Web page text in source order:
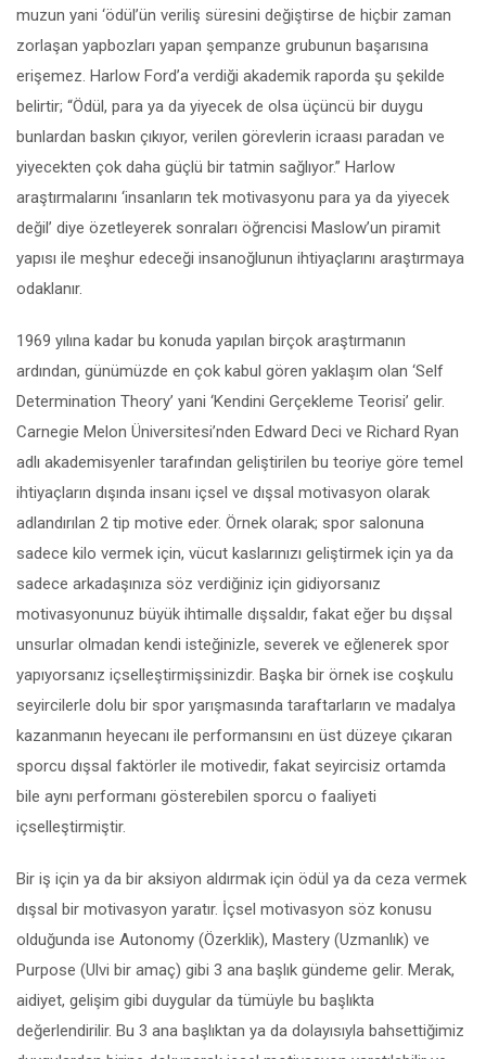
muzun yani ‘ödül’ün veriliş süresini değiştirse de hiçbir zaman
zorlaşan yapbozları yapan şempanze grubunun başarısına
erişemez. Harlow Ford’a verdiği akademik raporda şu şekilde
belirtir; “Ödül, para ya da yiyecek de olsa üçüncü bir duygu
bunlardan baskın çıkıyor, verilen görevlerin icraası paradan ve
yiyecekten çok daha güçlü bir tatmin sağlıyor.” Harlow
araştırmalarını ‘insanların tek motivasyonu para ya da yiyecek
değil’ diye özetleyerek sonraları öğrencisi Maslow’un piramit
yapısı ile meşhur edeceği insanoğlunun ihtiyaçlarını araştırmaya
odaklanır.
1969 yılına kadar bu konuda yapılan birçok araştırmanın
ardından, günümüzde en çok kabul gören yaklaşım olan ‘Self
Determination Theory’ yani ‘Kendini Gerçekleme Teorisi’ gelir.
Carnegie Melon Üniversitesi’nden Edward Deci ve Richard Ryan
adlı akademisyenler tarafından geliştirilen bu teoriye göre temel
ihtiyaçların dışında insanı içsel ve dışsal motivasyon olarak
adlandırılan 2 tip motive eder. Örnek olarak; spor salonuna
sadece kilo vermek için, vücut kaslarınızı geliştirmek için ya da
sadece arkadaşınıza söz verdiğiniz için gidiyorsanız
motivasyonunuz büyük ihtimalle dışsaldır, fakat eğer bu dışsal
unsurlar olmadan kendi isteğinizle, severek ve eğlenerek spor
yapıyorsanız içselleştirmişsinizdir. Başka bir örnek ise coşkulu
seyircilerle dolu bir spor yarışmasında taraftarların ve madalya
kazanmanın heyecanı ile performansını en üst düzeye çıkaran
sporcu dışsal faktörler ile motivedir, fakat seyircisiz ortamda
bile aynı performanı gösterebilen sporcu o faaliyeti
içselleştirmiştir.
Bir iş için ya da bir aksiyon aldırmak için ödül ya da ceza vermek
dışsal bir motivasyon yaratır. İçsel motivasyon söz konusu
olduğunda ise Autonomy (Özerklik), Mastery (Uzmanlık) ve
Purpose (Ulvi bir amaç) gibi 3 ana başlık gündeme gelir. Merak,
aidiyet, gelişim gibi duygular da tümüyle bu başlıkta
değerlendirilir. Bu 3 ana başlıktan ya da dolayısıyla bahsettiğimiz